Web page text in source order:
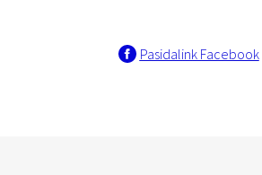
Pasidalink Facebook